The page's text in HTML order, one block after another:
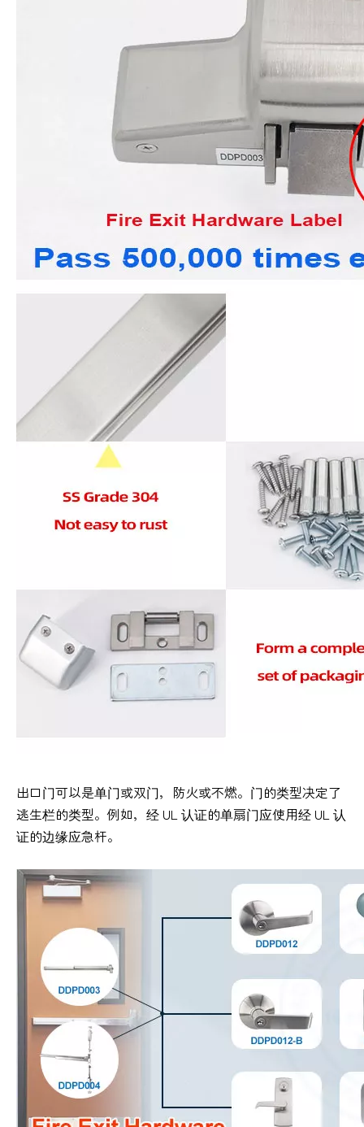
出口门可以是单门或双门，防火或不燃。门的类型决定了
逃生栏的类型。例如，经 UL 认证的单扇门应使用经 UL 认
证的边缘应急杆。